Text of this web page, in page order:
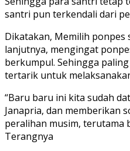
santri pun terkendali dari
Dikatakan, Memilih ponpes
lanjutnya, mengingat
berkumpul. Sehingga
tertarik untuk
“Baru baru ini kita sudah
Janapria, dan memberikan
peralihan musim, terutama
Terangnya